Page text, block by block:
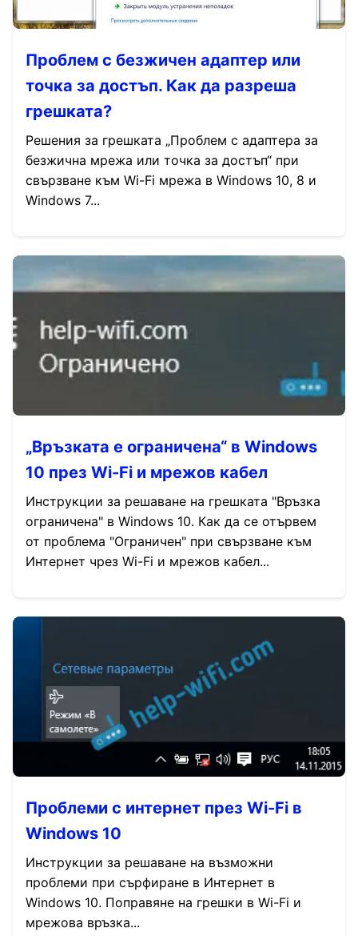
Проблем с безжичен адаптер или
точка за достъп. Как да разреша
грешката?
Решения за грешката „Проблем с адаптера за
безжична мрежа или точка за достъп“ при
свързване към Wi-Fi мрежа в Windows 10, 8 и
Windows 7...
„Връзката е ограничена“ в Windows
10 през Wi-Fi и мрежов кабел
Инструкции за решаване на грешката "Връзка
ограничена" в Windows 10. Как да се отървем
от проблема "Ограничен" при свързване към
Интернет чрез Wi-Fi и мрежов кабел...
Проблеми с интернет през Wi-Fi в
Windows 10
Инструкции за решаване на възможни
проблеми при сърфиране в Интернет в
Windows 10. Поправяне на грешки в Wi-Fi и
мрежова връзка...